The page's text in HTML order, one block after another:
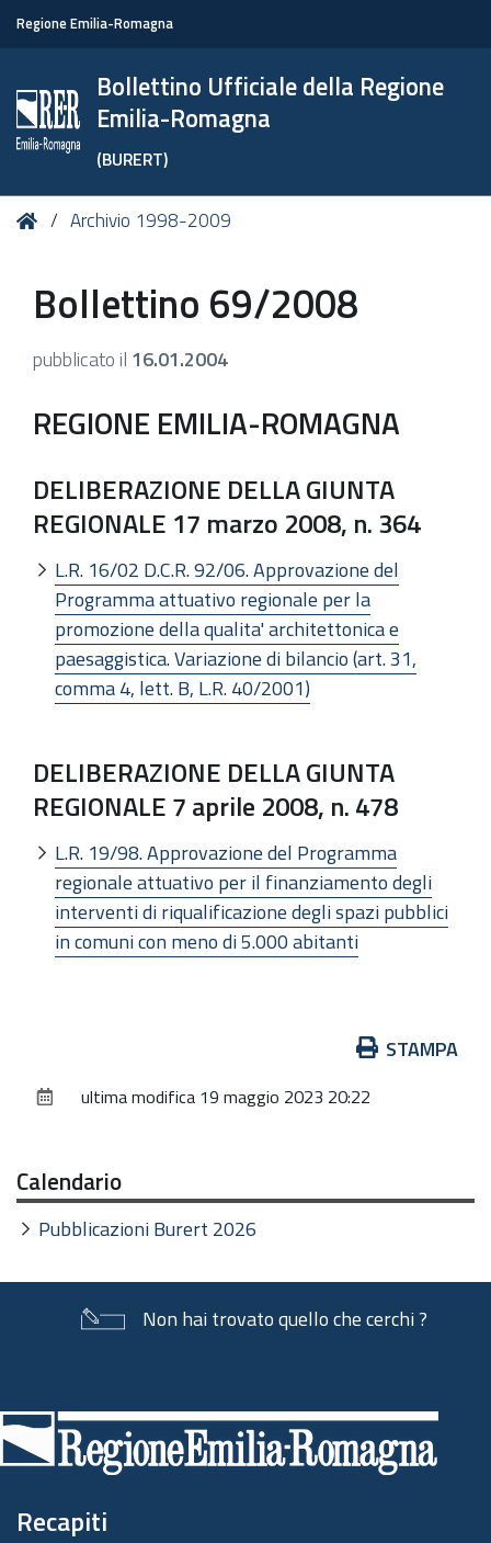
Regione Emilia-Romagna
Bollettino Ufficiale della Regione
Emilia-Romagna
(BURERT)
Tu HomeArchivio 1998-2009
Bollettino 69/2008
pubblicato il 16.01.2004
REGIONE EMILIA-ROMAGNA
DELIBERAZIONE DELLA GIUNTA
REGIONALE 17 marzo 2008, n. 364
L.R. 16/02 D.C.R. 92/06. Approvazione del
Programma attuativo regionale per la
promozione della qualita' architettonica e
paesaggistica. Variazione di bilancio (art. 31,
comma 4, lett. B, L.R. 40/2001)
DELIBERAZIONE DELLA GIUNTA
REGIONALE 7 aprile 2008, n. 478
L.R. 19/98. Approvazione del Programma
regionale attuativo per il finanziamento degli
interventi di riqualificazione degli spazi pubblici
in comuni con meno di 5.000 abitanti
documento
STAMPA
ultima modifica 19 maggio 2023 20:22
Calendario
Pubblicazioni Burert 2026
Non hai trovato quello che cerchi ?
di
pagina
Recapiti